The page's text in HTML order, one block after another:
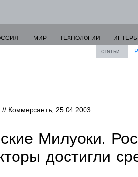
МИР ТЕХНОЛОГИИ
статьи
// Коммерсантъ , 25.04.2003
Милуоки.
достигли